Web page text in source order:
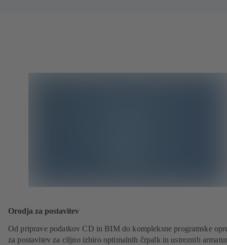
Orodja za postavitev
Od priprave podatkov CD in BIM do kompleksne programske
za postavitev za ciljno izbiro optimalnih črpalk in ustreznih